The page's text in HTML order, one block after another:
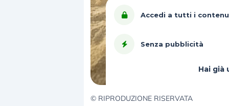
Accedi a tutti i
Senza pubblicità
Hai già
© RIPRODUZIONE RISERVATA